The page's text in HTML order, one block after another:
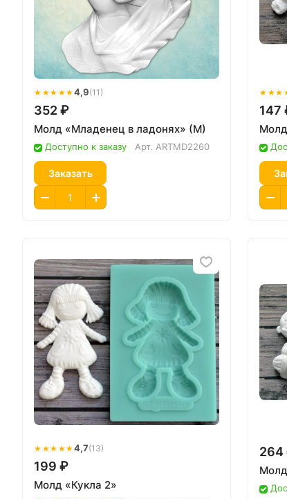
★★★★★4,9(11)
352 ₽
Молд «Младенец в ладонях» (M)
Доступно к заказу Арт. ARTMD2260
Заказать
147
★★★★★4,7(13)
199 ₽
Молд «Кукла 2»
264